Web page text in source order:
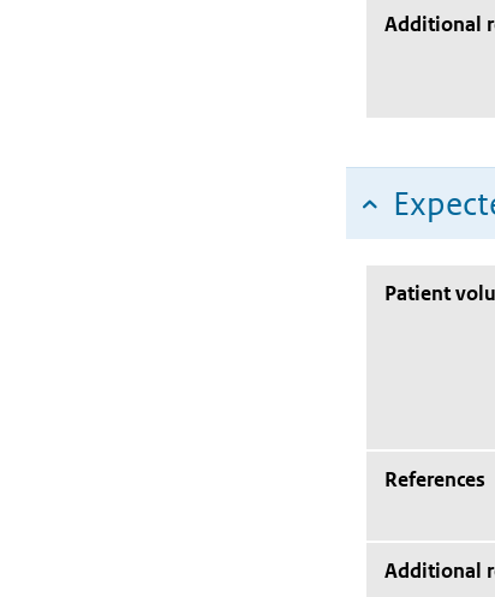
Additional
Patient
References
Additional